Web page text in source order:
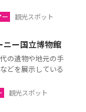
観光スポット
ニー国立博物館
の遺物や地元の手
どを展示している
観光スポット